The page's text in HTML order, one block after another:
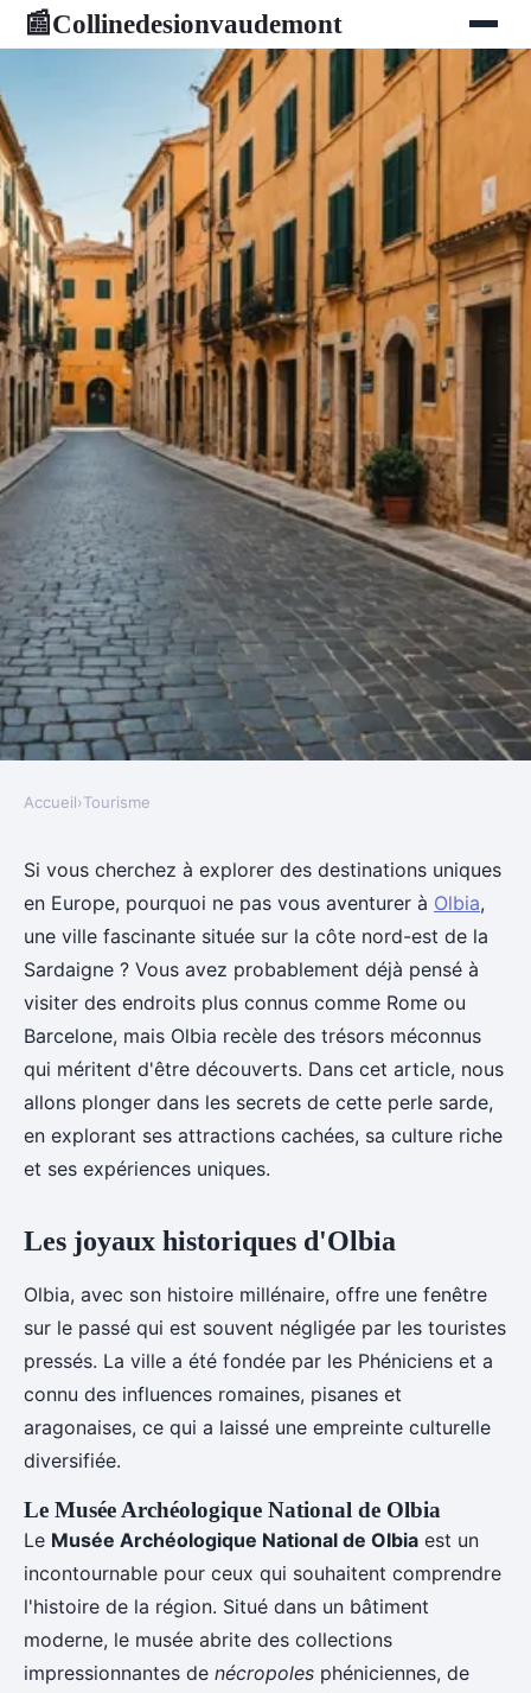
📰Collinedesionvaudemont
Découvrez les trésors méconnus
d'olbia en sardaigne
Pauline•21 février 2025•7 min de lecture
Accueil›Tourisme
Si vous cherchez à explorer des destinations uniques
en Europe, pourquoi ne pas vous aventurer à Olbia,
une ville fascinante située sur la côte nord-est de la
Sardaigne ? Vous avez probablement déjà pensé à
visiter des endroits plus connus comme Rome ou
Barcelone, mais Olbia recèle des trésors méconnus
qui méritent d'être découverts. Dans cet article, nous
allons plonger dans les secrets de cette perle sarde,
en explorant ses attractions cachées, sa culture riche
et ses expériences uniques.
Les joyaux historiques d'Olbia
Olbia, avec son histoire millénaire, offre une fenêtre
sur le passé qui est souvent négligée par les touristes
pressés. La ville a été fondée par les Phéniciens et a
connu des influences romaines, pisanes et
aragonaises, ce qui a laissé une empreinte culturelle
diversifiée.
Le Musée Archéologique National de Olbia
Le Musée Archéologique National de Olbia est un
incontournable pour ceux qui souhaitent comprendre
l'histoire de la région. Situé dans un bâtiment
moderne, le musée abrite des collections
impressionnantes de nécropoles phéniciennes, de